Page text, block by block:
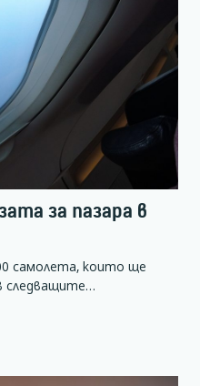
за пазара в
самолета, които ще
следващите…